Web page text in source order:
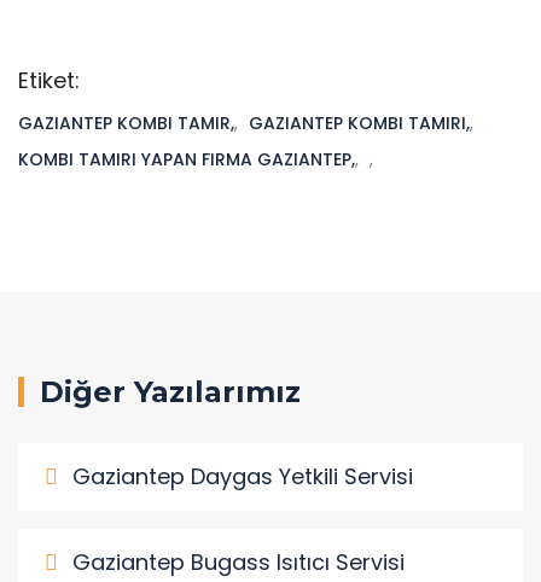
Etiket:
GAZIANTEP KOMBI TAMIR,, GAZIANTEP KOMBI TAMIRI,,
KOMBI TAMIRI YAPAN FIRMA GAZIANTEP,, ,
Diğer Yazılarımız
Gaziantep Daygas Yetkili Servisi
Gaziantep Bugass Isıtıcı Servisi